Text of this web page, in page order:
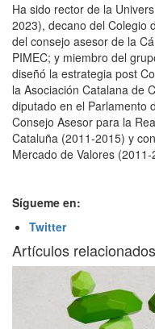
Ha sido rector de la
2023), decano del Colegio
del consejo asesor de la
PIMEC; y miembro del
diseñó la estrategia post
la Asociación Catalana de
diputado en el Parlamento
Consejo Asesor para la
Cataluña (2011-2015) y
Mercado de Valores
Sígueme en:
Twitter
Artículos relacionados